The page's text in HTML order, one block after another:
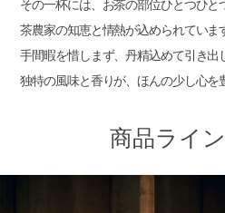
その一杯には、お茶の部位ひとつひと
茶農家の知恵と情熱が込められていま
手間暇を惜しまず、丹精込めて引き出
独特の風味と香りが、ほんの少し心を
商品ライ